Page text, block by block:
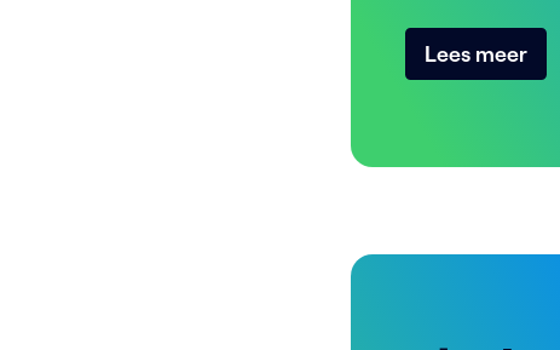
Lees meer